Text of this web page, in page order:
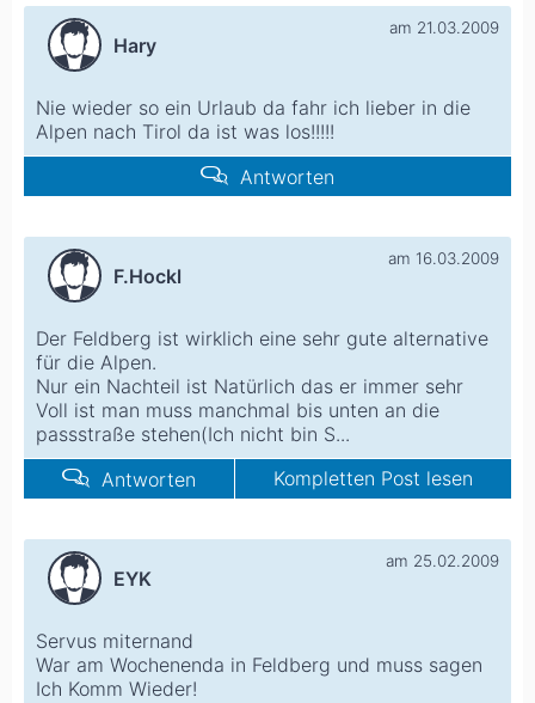
Hary
am 21.03.2009
Nie wieder so ein Urlaub da fahr ich lieber in die
Alpen nach Tirol da ist was los!!!!!
Antworten
F.Hockl
am 16.03.2009
Der Feldberg ist wirklich eine sehr gute alternative
für die Alpen.
Nur ein Nachteil ist Natürlich das er immer sehr
Voll ist man muss manchmal bis unten an die
passstraße stehen(Ich nicht bin S...
Antworten
Kompletten Post lesen
EYK
am 25.02.2009
Servus miternand
War am Wochenenda in Feldberg und muss sagen
Ich Komm Wieder!